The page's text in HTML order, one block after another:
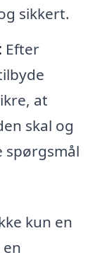
sikkert.
Efter
at
skal og
spørgsmål
kun en